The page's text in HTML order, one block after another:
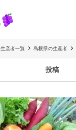
生産者一覧 島根県の生産者
投稿